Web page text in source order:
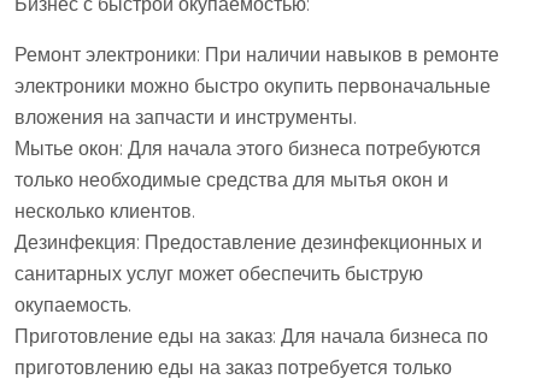
Ремонт электроники: При наличии навыков в ремонте
электроники можно быстро окупить первоначальные
вложения на запчасти и инструменты.
Мытье окон: Для начала этого бизнеса потребуются
только необходимые средства для мытья окон и
несколько клиентов.
Дезинфекция: Предоставление дезинфекционных и
санитарных услуг может обеспечить быструю
окупаемость.
Приготовление еды на заказ: Для начала бизнеса по
приготовлению еды на заказ потребуется только